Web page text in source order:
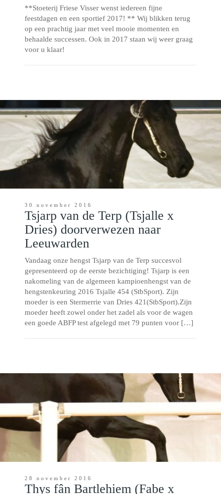
**Stoeterij Friese Visser wenst iedereen fijne
feestdagen en een sportief 2017! ** Wij blikken terug
op een prachtig jaar met veel mooie momenten en
behaalde successen. Ook in 2017 staan wij weer graag
voor u klaar!
30 november 2016
Tsjarp van de Terp (Tsjalle x
Dries) doorverwezen naar
Leeuwarden
Vandaag onze hengst Tsjarp van de Terp succesvol
gepresenteerd op de eerste bezichtiging! Tsjarp is een
nakomeling van de algemeen kampioenhengst van de
hengstenkeuring 2016 Tsjalle 454 (StbSport). Zijn
moeder is een Stermerrie van Dries 421(StbSport).Zijn
moeder heeft zowel onder het zadel als voor de wagen
een goede ABFP test afgelegd met 79 punten voor […]
28 november 2016
Thys fân Bartlehiem (Fabe x